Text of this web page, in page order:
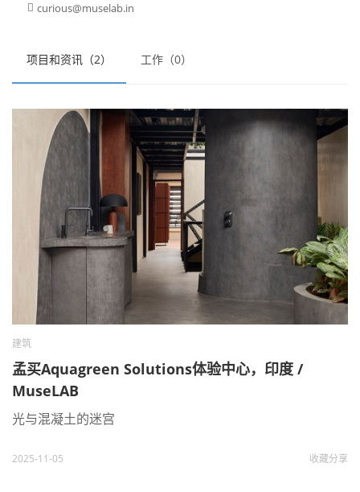
项目和资讯（2） 工作（0）
建筑
孟买Aquagreen Solutions体验中心，印度 /
MuseLAB
光与混凝土的迷宫
2025-11-05 收藏分享
 curious@muselab.in